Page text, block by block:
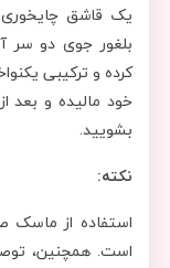
یک قاشق چایخوری
بلغور جوی دو سر
کرده و ترکیبی
بشویید.
نکته:
استفاده از ماسک
است. همچنین،